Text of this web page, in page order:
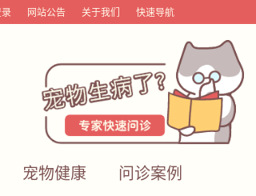
网站公告 关于我们 快速导航
宠物健康 问诊案例